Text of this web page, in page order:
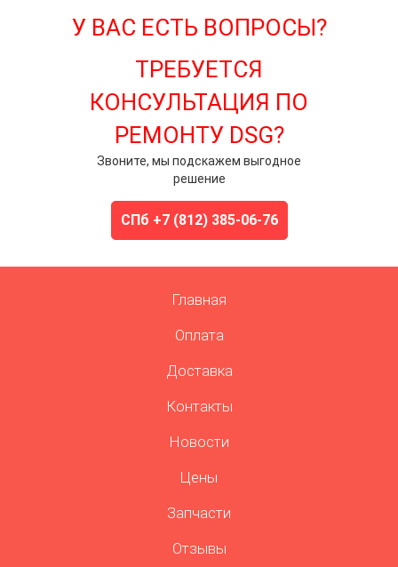
У ВАС ЕСТЬ ВОПРОСЫ?
ТРЕБУЕТСЯ
КОНСУЛЬТАЦИЯ ПО
РЕМОНТУ DSG?
Звоните, мы подскажем выгодное
решение
СПб +7 (812) 385-06-76
Главная
Оплата
Доставка
Контакты
Новости
Цены
Запчасти
Отзывы